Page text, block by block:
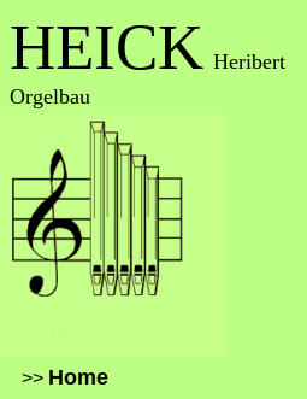
HEICK Heribert
Orgelbau
>> Home